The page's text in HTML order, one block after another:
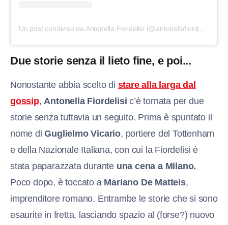
Un post condiviso da Antonella Fiordelisi (@antonellafiordelisi)
Due storie senza il lieto fine, e poi...
Nonostante abbia scelto di stare alla larga dal
gossip, Antonella Fiordelisi c’è tornata per due
storie senza tuttavia un seguito. Prima è spuntato il
nome diGuglielmo Vicario, portiere del Tottenham
e della Nazionale Italiana, con cui la Fiordelisi è
stata paparazzata durante una cena a Milano.
Poco dopo, è toccato a Mariano De Matteis,
imprenditore romano. Entrambe le storie che si sono
esaurite in fretta, lasciando spazio al (forse?) nuovo